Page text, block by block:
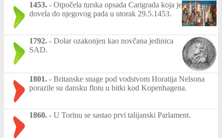
1453. - Otpočela turska opsada Carigrada koja je
dovela do njegovog pada u utorak 29.5.1453.
1792. - Dolar ozakonjen kao novčana jedinica
SAD.
1801. - Britanske snage pod vodstvom Horatija Nelsona
porazile su dansku flotu u bitki kod Kopenhagena.
1860. - U Torinu se sastao prvi talijanski Parlament.